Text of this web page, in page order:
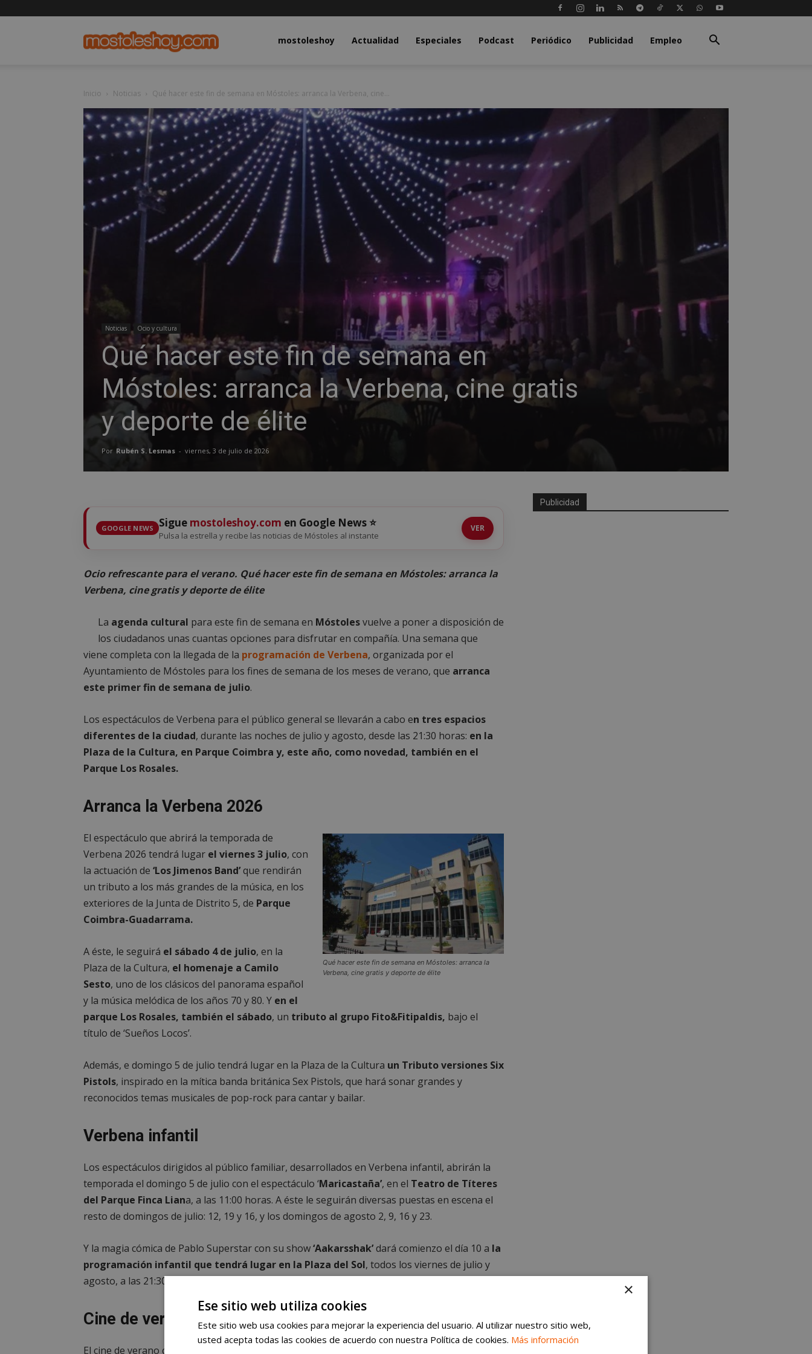
mostoleshoy.commostoleshoy Actualidad Especiales Podcast Periódico Publicidad Empleo
Inicio Noticias Qué hacer este fin de semana en Móstoles: arranca la Verbena, cine...
Noticias Ocio y cultura
Qué hacer este fin de semana en
Móstoles: arranca la Verbena, cine gratis
y deporte de élite
Por Rubén S. Lesmas - viernes, 3 de julio de 2026
GOOGLE NEWS Sigue mostoleshoy.com en Google News ⭐
Pulsa la estrella y recibe las noticias de Móstoles al instante
VER
Ocio refrescante para el verano. Qué hacer este fin de semana en Móstoles: arranca la
Verbena, cine gratis y deporte de élite
La agenda cultural para este fin de semana en Móstolesvuelve a poner a disposición de
los ciudadanos unas cuantas opciones para disfrutar en compañía. Una semana que
viene completa con la llegada de la programación de Verbena, organizada por el
Ayuntamiento de Móstoles para los fines de semana de los meses de verano, que arranca
este primer fin de semana de julio.
Los espectáculos de Verbena para el público general se llevarán a cabo en tres espacios
diferentes de la ciudad, durante las noches de julio y agosto, desde las 21:30 horas: en la
Plaza de la Cultura, en Parque Coimbra y, este año, como novedad, también en el
Parque Los Rosales.
Arranca la Verbena 2026
Qué hacer este fin de semana en Móstoles: arranca la
Verbena, cine gratis y deporte de élite
El espectáculo que abrirá la temporada de
Verbena 2026 tendrá lugar el viernes 3 julio, con
la actuación de ‘Los Jimenos Band’que rendirán
un tributo a los más grandes de la música, en los
exteriores de la Junta de Distrito 5, de Parque
Coimbra-Guadarrama.
A éste, le seguirá el sábado 4 de julio, en la
Plaza de la Cultura, el homenaje a Camilo
Sesto, uno de los clásicos del panorama español
y la música melódica de los años 70 y 80. Y en el
parque Los Rosales, también el sábado, un tributo al grupo Fito&Fitipaldis, bajo el
título de ‘Sueños Locos’.
Además, e domingo 5 de julio tendrá lugar en la Plaza de la Cultura un Tributo versiones Six
Pistols, inspirado en la mítica banda británica Sex Pistols, que hará sonar grandes y
reconocidos temas musicales de pop-rock para cantar y bailar.
Verbena infantil
Los espectáculos dirigidos al público familiar, desarrollados en Verbena infantil, abrirán la
temporada el domingo 5 de julio con el espectáculo ‘Maricastaña’, en el Teatro de Títeres
del Parque Finca Liana, a las 11:00 horas. A éste le seguirán diversas puestas en escena el
resto de domingos de julio: 12, 19 y 16, y los domingos de agosto 2, 9, 16 y 23.
Y la magia cómica de Pablo Superstar con su show‘Aakarsshak’dará comienzo el día 10 a la
programación infantil que tendrá lugar en la Plaza del Sol, todos los viernes de julio y
agosto, a las 21:30 h.
Cine de verano gratuito
El cine de verano continúa en julio. Lo hará este
Publicidad
×
Ese sitio web utiliza cookies
Este sitio web usa cookies para mejorar la experiencia del usuario. Al utilizar nuestro sitio web,
usted acepta todas las cookies de acuerdo con nuestra Política de cookies. Más información